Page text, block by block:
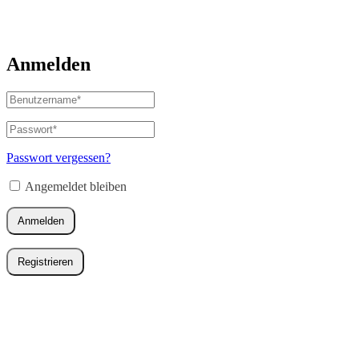
Anmelden
Benutzername
oder
E-
Mail-
Adresse*
Passwort*
Erforderlich
Passwort vergessen?
Angemeldet bleiben
Anmelden
Registrieren